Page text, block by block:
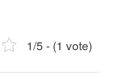
1/5 - (1 vote)